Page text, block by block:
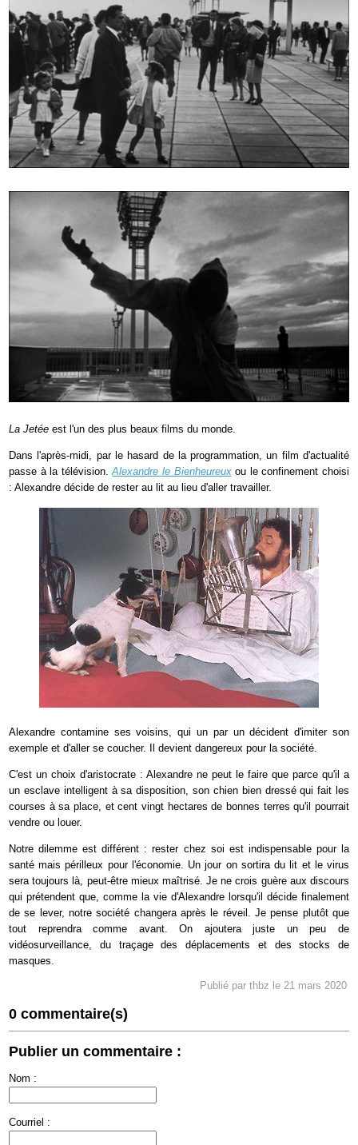
La Jetée est l'un des plus beaux films du monde.
Dans l'après-midi, par le hasard de la programmation, un film d'actualité
passe à la télévision.Alexandre le Bienheureuxou le confinement choisi
: Alexandre décide de rester au lit au lieu d'aller travailler.
Alexandre contamine ses voisins, qui un par un décident d'imiter son
exemple et d'aller se coucher. Il devient dangereux pour la société.
C'est un choix d'aristocrate : Alexandre ne peut le faire que parce qu'il a
un esclave intelligent à sa disposition, son chien bien dressé qui fait les
courses à sa place, et cent vingt hectares de bonnes terres qu'il pourrait
vendre ou louer.
Notre dilemme est différent : rester chez soi est indispensable pour la
santé mais périlleux pour l'économie. Un jour on sortira du lit et le virus
sera toujours là, peut-être mieux maîtrisé. Je ne crois guère aux discours
qui prétendent que, comme la vie d'Alexandre lorsqu'il décide finalement
de se lever, notre société changera après le réveil. Je pense plutôt que
tout reprendra comme avant. On ajoutera juste un peu de
vidéosurveillance, du traçage des déplacements et des stocks de
masques.
Publié par thbz le 21 mars 2020
0 commentaire(s)
Publier un commentaire :
Nom :
Courriel :